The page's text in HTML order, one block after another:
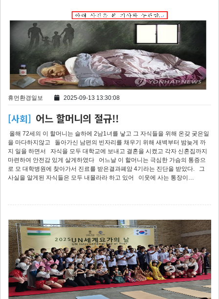
휴먼환경일보 2025-09-13 13:30:08
[사회] 어느 할머니의 절규!!
올해 72세의 이 할머니는 슬하에 2남1녀를 낳고 그 자식들을 위해 온갖 궂은일
을 마다하지않고 돌아가신 남편의 빈자리를 채우기 위해 새벽부터 밤늦게 까
지 일을 하면서 자식을 모두 대학교에 보내고 결혼을 시켰고 각자 신혼집까지
마련하여 안전감 있게 살게하였다 어느날 이 할머니는 극심한 가슴의 통증으
로 모 대학병원에 찾아가서 진료를 받은결과폐암 4기라는 진단을 받았다. 그
사실을 알게된 자식들은 모두 내몰라라 하고 있어 이웃에 사는 통장이…